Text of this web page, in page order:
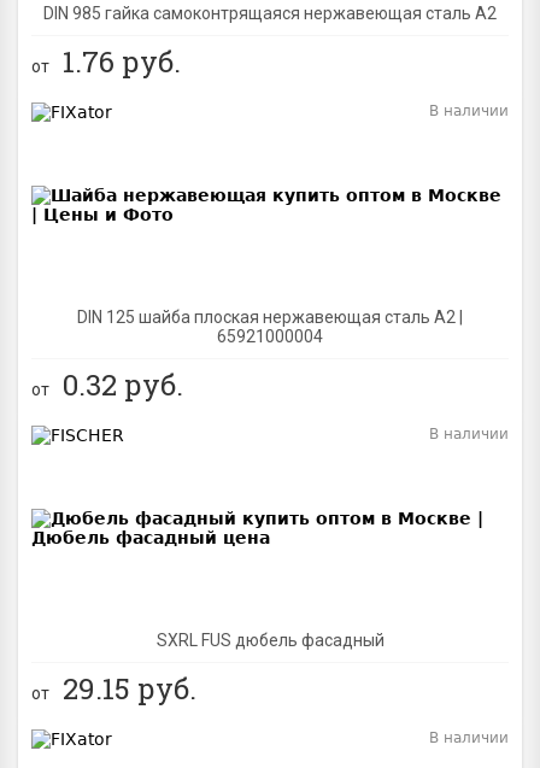
DIN 985 гайка самоконтрящаяся нержавеющая сталь A2
от 1.76 руб.
DIN 125 шайба плоская нержавеющая сталь A2 |
65921000004
В наличии
от 0.32 руб.
SXRL FUS дюбель фасадный
В наличии
от 29.15 руб.
В наличии